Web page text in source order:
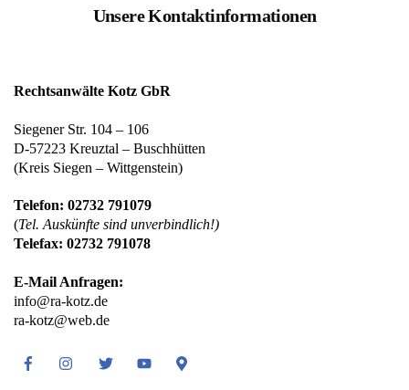
Unsere Kontaktinformationen
Rechtsanwälte Kotz GbR
Siegener Str. 104 – 106
D-57223 Kreuztal – Buschhütten
(Kreis Siegen – Wittgenstein)
Telefon: 02732 791079
(Tel. Auskünfte sind unverbindlich!)
Telefax: 02732 791078
E-Mail Anfragen:
info@ra-kotz.de
ra-kotz@web.de
FacebookInstagramTwitter Youtube Google